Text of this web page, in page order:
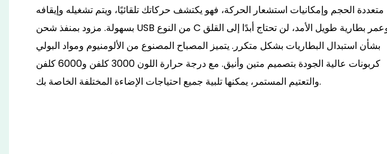
متعددة الحجم وإمكانيات استشعار الحركة، فهو يكتشف حركاتك تلقائيًا، ويتم تشغيله وإيقافه
بسهولة. مزود بمنفذ شحن USB من النوع C وعمر بطارية طويل الأمد، لن تحتاج أبدًا إلى القلق
بشأن استبدال البطاريات بشكل متكرر. يتميز المصباح المصنوع من الألومنيوم ومواد البولي
كربونات عالية الجودة بتصميم متين وأنيق. مع درجة حرارة اللون 3000 كلفن و6000 كلفن
والتعتيم المستمر، يمكنها تلبية جميع احتياجات الإضاءة المختلفة الخاصة بك.